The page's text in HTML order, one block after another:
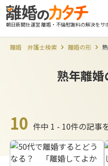
朝日新聞社運営 離婚・不倫慰謝料の解決をサ
離婚 弁護士検索 離婚の形
熟年離
10 件中 1 - 10件の記事